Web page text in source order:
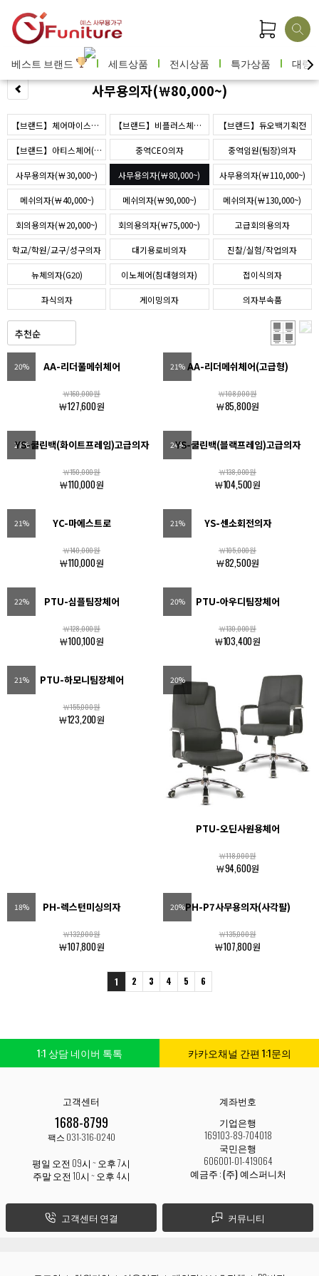
베스트 브랜드 세트상품 전시상품 특가상품 대량
사무용의자(￦80,000~)
【브랜드】체어마이스터(해외수출) 【브랜드】비플러스체어(b+) 【브랜드】듀오백기획전
【브랜드】아티스체어(JC) 중역CEO의자 중역임원(팀장)의자
사무용의자(￦30,000~) 사무용의자(￦80,000~) 사무용의자(￦110,000~)
메쉬의자(￦40,000~) 메쉬의자(￦90,000~) 메쉬의자(￦130,000~)
회의용의자(￦20,000~) 회의용의자(￦75,000~) 고급회의용의자
학교/학원/교구/성구의자 대기용로비의자 진찰/실험/작업의자
뉴체의자(G20) 이노체어(침대형의자) 접이식의자
좌식의자 게이밍의자 의자부속품
20% AA-리더풀메쉬체어
￦160,000원
￦127,600원
21% AA-리더메쉬체어(고급형)
￦108,000원
￦85,800원
27%
YS-쿨린백(화이트프레임)고급의자
￦150,000원
￦110,000원
24%
YS-쿨린백(블랙프레임)고급의자
￦138,000원
￦104,500원
21% YC-마에스트로
￦140,000원
￦110,000원
21% YS-센소회전의자
￦105,000원
￦82,500원
22% PTU-심플팀장체어
￦128,000원
￦100,100원
20% PTU-아우디팀장체어
￦130,000원
￦103,400원
21% PTU-하모니팀장체어
￦155,000원
￦123,200원
20%
PTU-오딘사원용체어
￦118,000원
￦94,600원
18% PH-렉스턴미싱의자
￦132,000원
￦107,800원
20%PH-P7사무용의자(사각팔)
￦135,000원
￦107,800원
1 2 3 4 5 6
1:1 상담 네이버 톡톡 카카오채널 간편 1:1문의
고객센터
1688-8799
팩스 031-316-0240
평일 오전 09시 ~ 오후 7시
주말 오전 10시 ~ 오후 4시
고객센터 연결
계좌번호
기업은행
169103-89-704018
국민은행
606001-01-419064
예금주 :(주) 예스퍼니처
커뮤니티